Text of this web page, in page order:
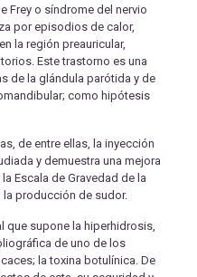
Frey o síndrome del nervio
por episodios de calor,
la región preauricular,
Este trastorno es una
de la glándula parótida y de
como hipótesis
de entre ellas, la inyección
y demuestra una mejora
Escala de Gravedad de la
producción de sudor.
supone la hiperhidrosis,
de uno de los
la toxina botulínica. De